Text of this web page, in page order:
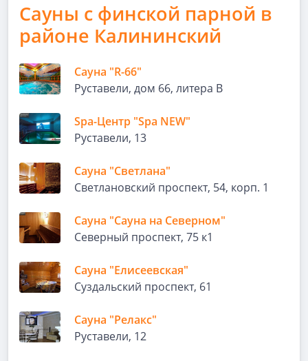
Сауны с финской парной в
районе Калининский
Сауна "R-66"
Руставели, дом 66, литера В
Spa-Центр "Spa NEW"
Руставели, 13
Сауна "Светлана"
Светлановский проспект, 54, корп. 1
Сауна "Сауна на Северном"
Северный проспект, 75 к1
Сауна "Елисеевская"
Суздальский проспект, 61
Сауна "Релакс"
Руставели, 12